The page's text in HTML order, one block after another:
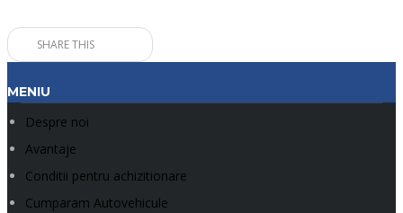
SHARE THIS
MENIU
Despre noi
Avantaje
Conditii pentru achizitionare
Cumparam Autovehicule